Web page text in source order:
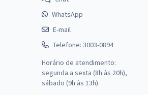
WhatsApp
E-mail
Telefone: 3003-0894
Horário de atendimento:
segunda a sexta (8h às 20h),
sábado (9h às 13h).